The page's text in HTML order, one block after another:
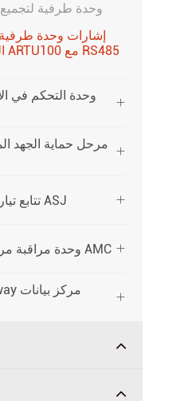
وحدة طرفية
الدوائر من سلسلة ARTU100 مع RS485

مرحل حماية الجهد

تتابع تيار متبقي من سلسلة ASJ 
وحدة مراقبة مركز البيانات سلسلة AMC 
